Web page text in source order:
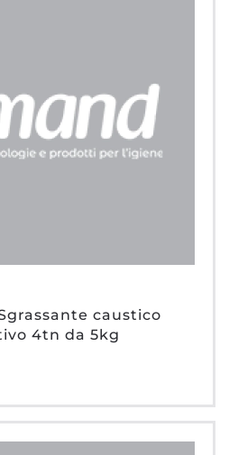
caustico
4tn da 5kg